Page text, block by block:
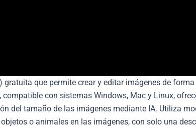
que permite crear y editar imágenes de
con sistemas Windows, Mac y Linux,
del tamaño de las imágenes mediante IA. Utiliza
o animales en las imágenes, con solo una